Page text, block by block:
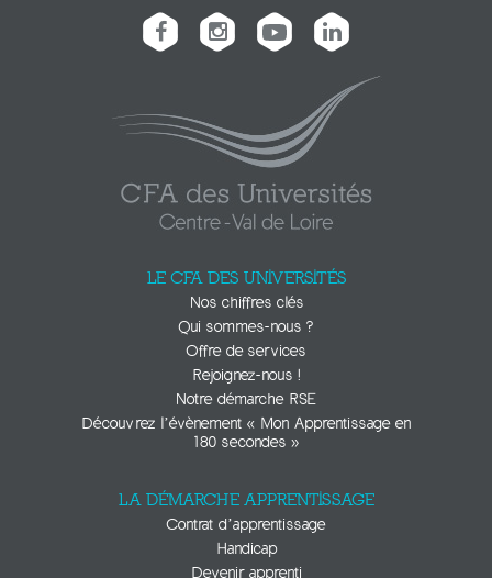
LE CFA DES UNIVERSITÉS
Nos chiffres clés
Qui sommes-nous ?
Offre de services
Rejoignez-nous !
Notre démarche RSE
Découvrez l’évènement « Mon Apprentissage en
180 secondes »
LA DÉMARCHE APPRENTISSAGE
Contrat d’apprentissage
Handicap
Devenir apprenti